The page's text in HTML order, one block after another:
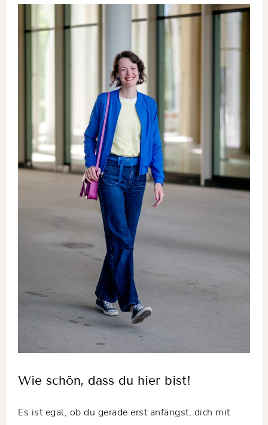
Wie schön, dass du hier bist!
Es ist egal, ob du gerade erst anfängst, dich mit